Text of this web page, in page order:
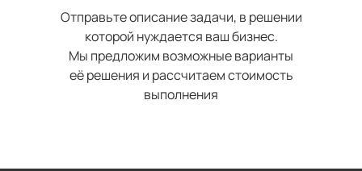
Отправьте описание задачи, в решении
которой нуждается ваш бизнес.
Мы предложим возможные варианты
её решения и рассчитаем стоимость
выполнения